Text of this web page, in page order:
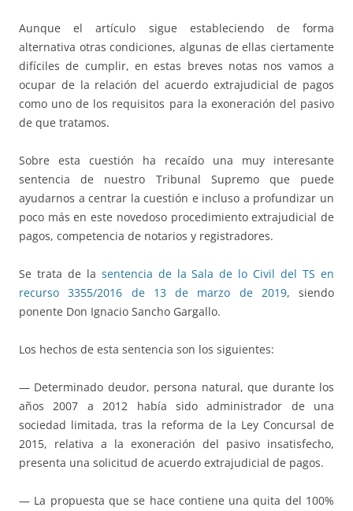
Aunque el artículo sigue estableciendo de forma
alternativa otras condiciones, algunas de ellas ciertamente
difíciles de cumplir, en estas breves notas nos vamos a
ocupar de la relación del acuerdo extrajudicial de pagos
como uno de los requisitos para la exoneración del pasivo
de que tratamos.
Sobre esta cuestión ha recaído una muy interesante
sentencia de nuestro Tribunal Supremo que puede
ayudarnos a centrar la cuestión e incluso a profundizar un
poco más en este novedoso procedimiento extrajudicial de
pagos, competencia de notarios y registradores.
Se trata de la sentencia de la Sala de lo Civil del TS en
recurso 3355/2016 de 13 de marzo de 2019, siendo
ponente Don Ignacio Sancho Gargallo.
Los hechos de esta sentencia son los siguientes:
— Determinado deudor, persona natural, que durante los
años 2007 a 2012 había sido administrador de una
sociedad limitada, tras la reforma de la Ley Concursal de
2015, relativa a la exoneración del pasivo insatisfecho,
presenta una solicitud de acuerdo extrajudicial de pagos.
— La propuesta que se hace contiene una quita del 100%